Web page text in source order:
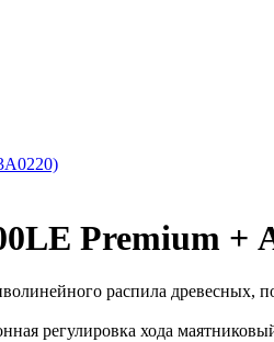
Premium
распила древесных,
регулировка хода